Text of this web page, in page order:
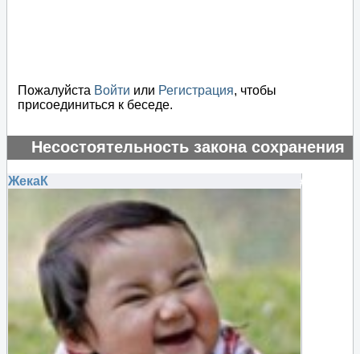
Пожалуйста Войти или Регистрация, чтобы
присоединиться к беседе.
Несостоятельность закона сохранения
энергии
#135240
ЖекаК